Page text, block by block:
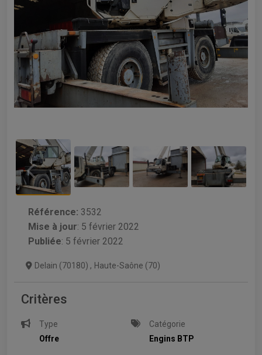
Référence: 3532
Mise à jour: 5 février 2022
Publiée: 5 février 2022
Delain (70180) , Haute-Saône (70)
Critères
Type
Offre
Catégorie
Engins BTP